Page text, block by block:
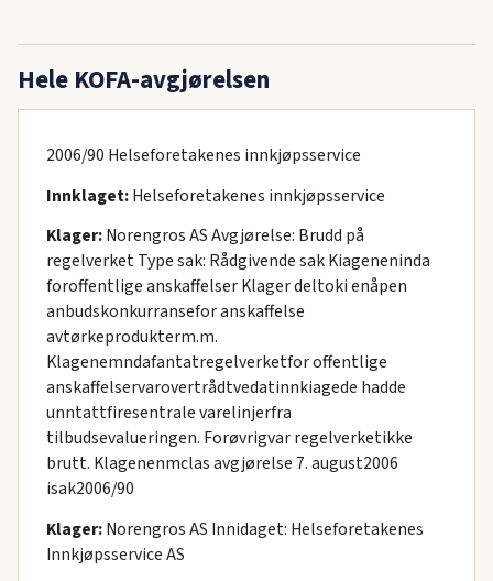
Hele KOFA-avgjørelsen
2006/90 Helseforetakenes innkjøpsservice
Innklaget:Helseforetakenes innkjøpsservice
Klager:Norengros AS Avgjørelse: Brudd på
regelverket Type sak: Rådgivende sak Kiageneninda
foroffentlige anskaffelser Klager deltoki enåpen
anbudskonkurransefor anskaffelse
avtørkeprodukterm.m.
Klagenemndafantatregelverketfor offentlige
anskaffelservarovertrådtvedatinnkiagede hadde
unntattfiresentrale varelinjerfra
tilbudsevalueringen. Forøvrigvar regelverketikke
brutt. Klagenenmclas avgjørelse 7. august2006
isak2006/90
Klager:Norengros AS Innidaget: Helseforetakenes
Innkjøpsservice AS